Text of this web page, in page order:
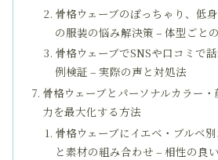
骨格ウェーブのぽっちゃり、低
の服装の悩み解決策 – 体型ごと
骨格ウェーブでSNSや口コミで
例検証 – 実際の声と対処法
骨格ウェーブとパーソナルカラー
力を最大化する方法
骨格ウェーブにイエベ・ブルベ
と素材の組み合わせ – 相性の良